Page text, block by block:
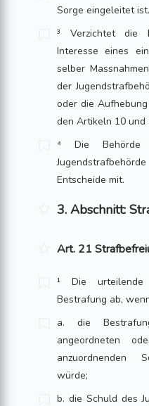
Sorge eingeleitet ist.
³ Verzichtet die
Interesse eines
selber
der
oder die
den Artikeln 10 und
⁴ Die
Entscheide mit.
3. Abschnitt:
Art. 21
¹ Die
Bestrafung ab,
a. die
angeordneten
anzuordnenden
würde;
b. die Schuld des